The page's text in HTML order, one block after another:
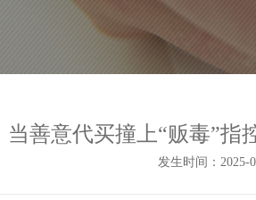
当善意代买撞上“贩毒”指
发生时间：2025-